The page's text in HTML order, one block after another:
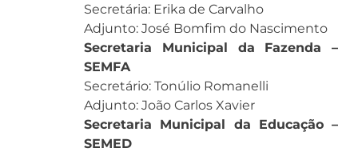
Secretária: Erika de Carvalho
Adjunto: José Bomfim do Nascimento
Secretaria Municipal da Fazenda –
SEMFA
Secretário: Tonúlio Romanelli
Adjunto: João Carlos Xavier
Secretaria Municipal da Educação –
SEMED